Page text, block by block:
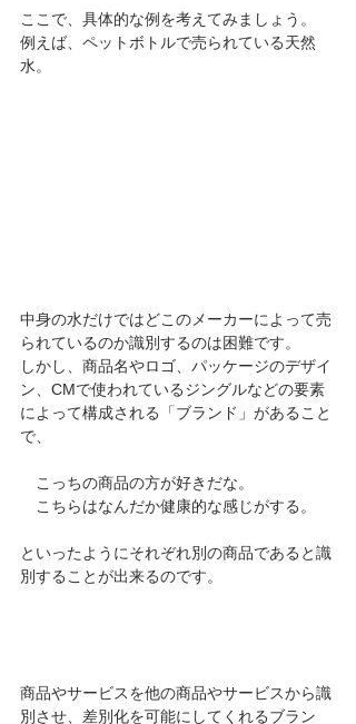
ここで、具体的な例を考えてみましょう。
例えば、ペットボトルで売られている天然
水。
中身の水だけではどこのメーカーによって売
られているのか識別するのは困難です。
しかし、商品名やロゴ、パッケージのデザイ
ン、CMで使われているジングルなどの要素
によって構成される「ブランド」があること
で、
こっちの商品の方が好きだな。
こちらはなんだか健康的な感じがする。
といったようにそれぞれ別の商品であると識
別することが出来るのです。
商品やサービスを他の商品やサービスから識
別させ、差別化を可能にしてくれるブラン